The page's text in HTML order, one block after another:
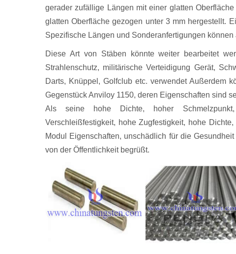
gerader zufällige Längen mit einer glatten
glatten Oberfläche gezogen unter 3 mm hergestellt.
Spezifische Längen und Sonderanfertigungen können
Diese Art von Stäben könnte weiter bearbeitet
Strahlenschutz, militärische Verteidigung Gerät,
Darts, Knüppel, Golfclub etc. verwendet Außerdem
Gegenstück Anviloy 1150, deren Eigenschaften sind
Als seine hohe Dichte, hoher
Verschleißfestigkeit, hohe Zugfestigkeit, hohe
Modul Eigenschaften, unschädlich für die
von der Öffentlichkeit begrüßt.